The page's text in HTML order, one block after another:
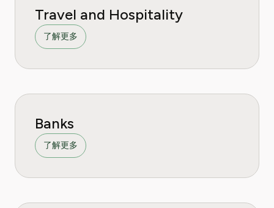
Travel and Hospitality
了解更多
Banks
了解更多